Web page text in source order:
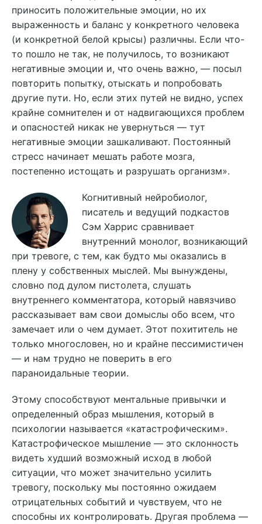
приносить положительные эмоции, но их
выраженность и баланс у конкретного человека
(и конкретной белой крысы) различны. Если что-
то пошло не так, не получилось, то возникают
негативные эмоции и, что очень важно, — посыл
повторить попытку, отыскать и попробовать
другие пути. Но, если этих путей не видно, успех
крайне сомнителен и от надвигающихся проблем
и опасностей никак не увернуться — тут
негативные эмоции зашкаливают. Постоянный
стресс начинает мешать работе мозга,
постепенно истощать и разрушать организм».
Когнитивный нейробиолог,
писатель и ведущий подкастов
Сэм Харрис сравнивает
внутренний монолог, возникающий
при тревоге, с тем, как будто мы оказались в
плену у собственных мыслей. Мы вынуждены,
словно под дулом пистолета, слушать
внутреннего комментатора, который навязчиво
рассказывает вам свои домыслы обо всем, что
замечает или о чем думает. Этот похититель не
только многословен, но и крайне пессимистичен
— и нам трудно не поверить в его
параноидальные теории.
Этому способствуют ментальные привычки и
определенный образ мышления, который в
психологии называется «катастрофическим».
Катастрофическое мышление — это склонность
видеть худший возможный исход в любой
ситуации, что может значительно усилить
тревогу, поскольку мы постоянно ожидаем
отрицательных событий и чувствуем, что не
способны их контролировать. Другая проблема —